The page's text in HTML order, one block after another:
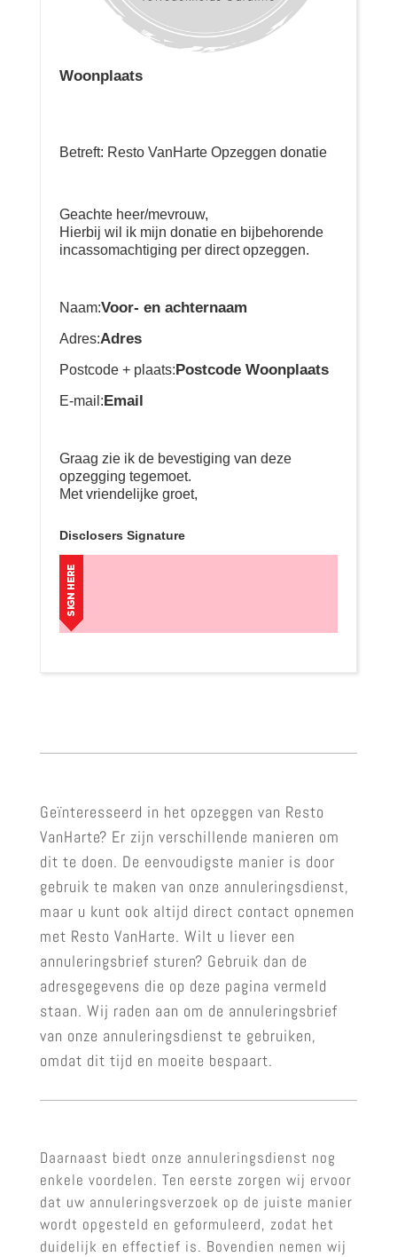
Woonplaats
Betreft: Resto VanHarte Opzeggen donatie
Geachte heer/mevrouw,
Hierbij wil ik mijn donatie en bijbehorende
incassomachtiging per direct opzeggen.
Naam:Voor- en achternaam
Adres:Adres
Postcode + plaats:Postcode Woonplaats
E-mail:Email
Graag zie ik de bevestiging van deze
opzegging tegemoet.
Met vriendelijke groet,
Disclosers Signature
Geïnteresseerd in het opzeggen van Resto
VanHarte? Er zijn verschillende manieren om
dit te doen. De eenvoudigste manier is door
gebruik te maken van onze annuleringsdienst,
maar u kunt ook altijd direct contact opnemen
met Resto VanHarte. Wilt u liever een
annuleringsbrief sturen? Gebruik dan de
adresgegevens die op deze pagina vermeld
staan. Wij raden aan om de annuleringsbrief
van onze annuleringsdienst te gebruiken,
omdat dit tijd en moeite bespaart.
Daarnaast biedt onze annuleringsdienst nog
enkele voordelen. Ten eerste zorgen wij ervoor
dat uw annuleringsverzoek op de juiste manier
wordt opgesteld en geformuleerd, zodat het
duidelijk en effectief is. Bovendien nemen wij